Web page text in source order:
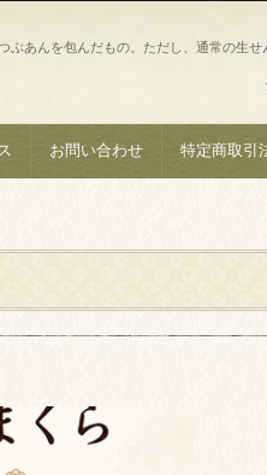
ぶあんを包んだもの。ただし、通常の生
お問い合わせ 特定商取引